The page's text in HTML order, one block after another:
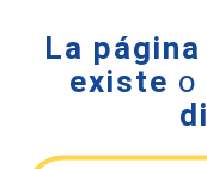
La página
existe o